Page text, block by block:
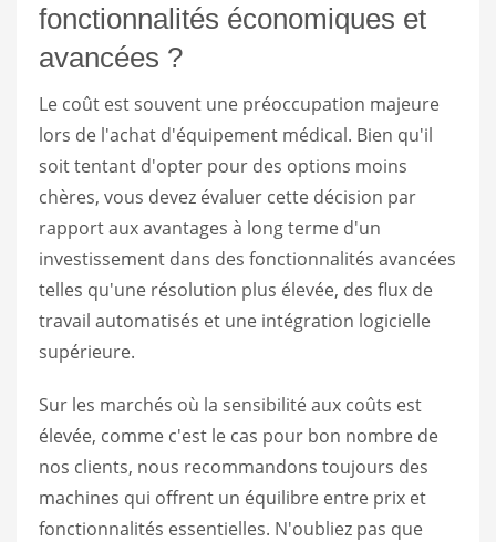
fonctionnalités économiques et
avancées ?
Le coût est souvent une préoccupation majeure
lors de l'achat d'équipement médical. Bien qu'il
soit tentant d'opter pour des options moins
chères, vous devez évaluer cette décision par
rapport aux avantages à long terme d'un
investissement dans des fonctionnalités avancées
telles qu'une résolution plus élevée, des flux de
travail automatisés et une intégration logicielle
supérieure.
Sur les marchés où la sensibilité aux coûts est
élevée, comme c'est le cas pour bon nombre de
nos clients, nous recommandons toujours des
machines qui offrent un équilibre entre prix et
fonctionnalités essentielles. N'oubliez pas que